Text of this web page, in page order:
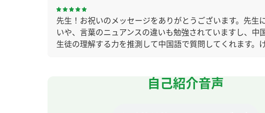
先生！お祝いのメッセージをありがとうございます。先
いや、言葉のニュアンスの違いも勉強されていますし、中
生徒の理解する力を推測して中国語で質問してくれます
先生が話している時間が長くあまりこちらからはなすこ
自己紹介音声